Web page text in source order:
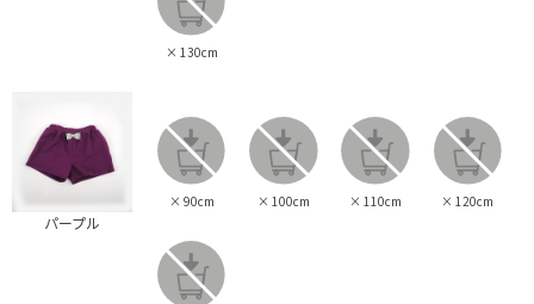
× 130cm
パープル
× 90cm × 100cm × 110cm × 120cm